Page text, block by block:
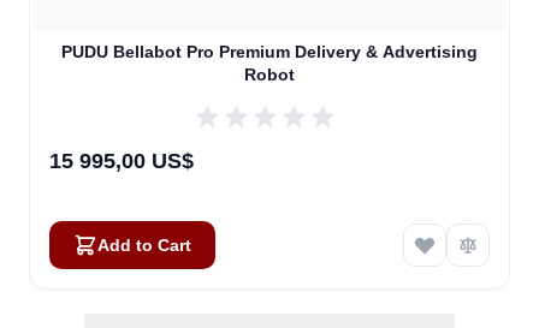
PUDU Bellabot Pro Premium Delivery & Advertising
Robot
15 995,00 US$
Add to Cart